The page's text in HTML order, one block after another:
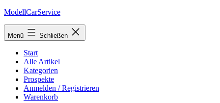
Zum
springen
ModellCarService
Menü Schließen
Start
Alle Artikel
Kategorien
Prospekte
Anmelden / Registrieren
Warenkorb